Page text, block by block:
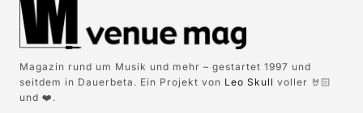
Magazin rund um Musik und mehr – gestartet 1997 und
seitdem in Dauerbeta. Ein Projekt von Leo Skull voller 🤘🏻
und ❤️.